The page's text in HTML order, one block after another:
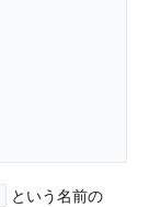
​ という名前の